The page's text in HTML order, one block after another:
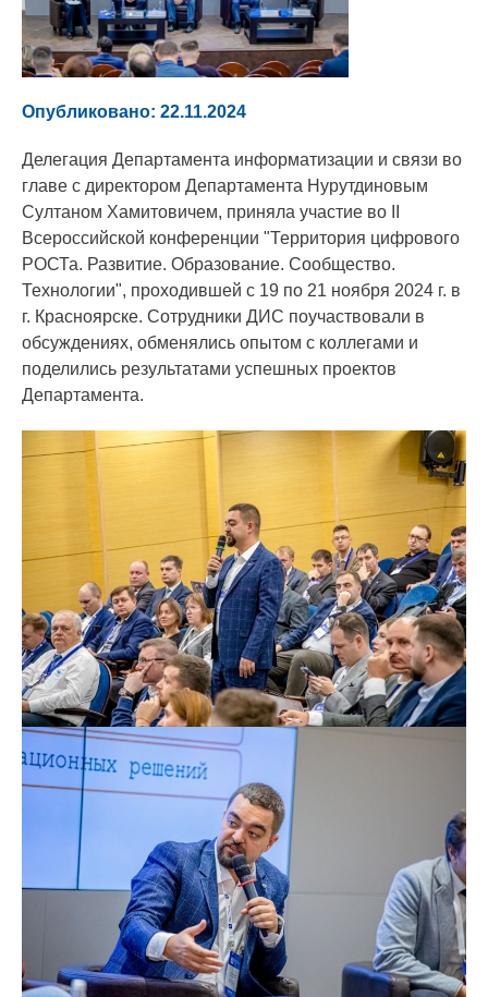
Опубликовано: 22.11.2024
Делегация Департамента информатизации и связи во
главе с директором Департамента Нурутдиновым
Султаном Хамитовичем, приняла участие во II
Всероссийской конференции "Территория цифрового
РОСТа. Развитие. Образование. Сообщество.
Технологии", проходившей с 19 по 21 ноября 2024 г. в
г. Красноярске. Сотрудники ДИС поучаствовали в
обсуждениях, обменялись опытом с коллегами и
поделились результатами успешных проектов
Департамента.